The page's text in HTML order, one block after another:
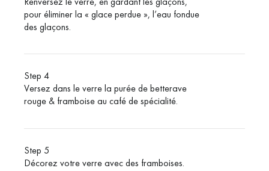
pour éliminer la « glace perdue », l’eau fondue
des glaçons.
Step 4
Versez dans le verre la purée de betterave
rouge & framboise au café de spécialité.
Step 5
Décorez votre verre avec des framboises.